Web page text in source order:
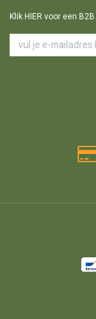
Klik HIER voor een